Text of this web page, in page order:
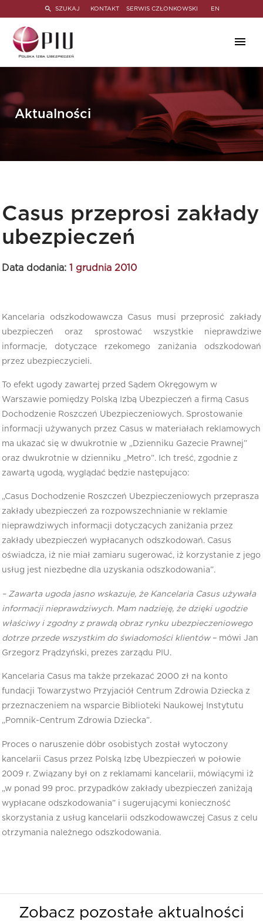
SZUKAJ KONTAKT SERWIS CZŁONKOWSKI EN
Aktualności
Casus przeprosi zakłady
ubezpieczeń
Data dodania: 1 grudnia 2010
Kancelaria odszkodowawcza Casus musi przeprosić zakłady
ubezpieczeń oraz sprostować wszystkie nieprawdziwe
informacje, dotyczące rzekomego zaniżania odszkodowań
przez ubezpieczycieli.
To efekt ugody zawartej przed Sądem Okręgowym w
Warszawie pomiędzy Polską Izbą Ubezpieczeń a firmą Casus
Dochodzenie Roszczeń Ubezpieczeniowych. Sprostowanie
informacji używanych przez Casus w materiałach reklamowych
ma ukazać się w dwukrotnie w „Dzienniku Gazecie Prawnej”
oraz dwukrotnie w dzienniku „Metro”. Ich treść, zgodnie z
zawartą ugodą, wyglądać będzie następująco:
„Casus Dochodzenie Roszczeń Ubezpieczeniowych przeprasza
zakłady ubezpieczeń za rozpowszechnianie w reklamie
nieprawdziwych informacji dotyczących zaniżania przez
zakłady ubezpieczeń wypłacanych odszkodowań. Casus
oświadcza, iż nie miał zamiaru sugerować, iż korzystanie z jego
usług jest niezbędne dla uzyskania odszkodowania”.
– Zawarta ugoda jasno wskazuje, że Kancelaria Casus używała
informacji nieprawdziwych. Mam nadzieję, że dzięki ugodzie
właściwy i zgodny z prawdą obraz rynku ubezpieczeniowego
dotrze przede wszystkim do świadomości klientów– mówi Jan
Grzegorz Prądzyński, prezes zarządu PIU.
Kancelaria Casus ma także przekazać 2000 zł na konto
fundacji Towarzystwo Przyjaciół Centrum Zdrowia Dziecka z
przeznaczeniem na wsparcie Biblioteki Naukowej Instytutu
„Pomnik-Centrum Zdrowia Dziecka”.
Proces o naruszenie dóbr osobistych został wytoczony
kancelarii Casus przez Polską Izbę Ubezpieczeń w połowie
2009 r. Związany był on z reklamami kancelarii, mówiącymi iż
„w ponad 99 proc. przypadków zakłady ubezpieczeń zaniżają
wypłacane odszkodowania” i sugerującymi konieczność
skorzystania z usług kancelarii odszkodowawczej Casus z celu
otrzymania należnego odszkodowania.
Zobacz pozostałe aktualności